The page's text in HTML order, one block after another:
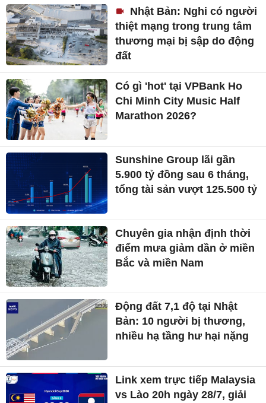
Nhật Bản: Nghi có người
thiệt mạng trong trung tâm
thương mại bị sập do động
đất
Có gì 'hot' tại VPBank Ho
Chi Minh City Music Half
Marathon 2026?
Sunshine Group lãi gần
5.900 tỷ đồng sau 6 tháng,
tổng tài sản vượt 125.500 tỷ
Chuyên gia nhận định thời
điểm mưa giảm dần ở miền
Bắc và miền Nam
Động đất 7,1 độ tại Nhật
Bản: 10 người bị thương,
nhiều hạ tầng hư hại nặng
Link xem trực tiếp Malaysia
vs Lào 20h ngày 28/7, giải